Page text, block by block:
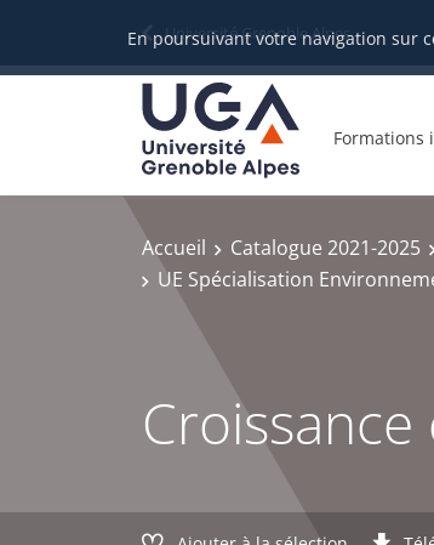
En poursuivant votre navigation sur
Université Grenoble Alpes
Formations
Accueil Catalogue 2021-2025
UE Spécialisation